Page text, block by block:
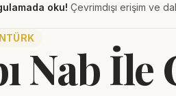
oku! Çevrimdışı erişim ve
Nab İle